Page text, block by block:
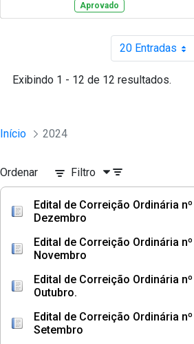
Aprovado
20 Entradas
Por
Exibindo 1 - 12 de 12 resultados.
Início 2024
Ordenar Filtro
Edital de Correição Ordinária
Dezembro
Edital de Correição Ordinária
Novembro
Edital de Correição Ordinária
Outubro.
Edital de Correição Ordinária
Setembro